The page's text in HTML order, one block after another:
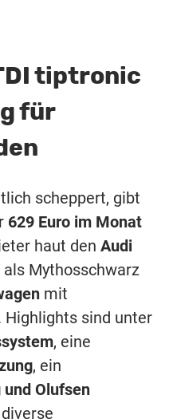
tiptronic
für
scheppert, gibt
629 Euro im Monat
haut den Audi
als Mythosschwarz
mit
sind unter
, eine
, ein
und Olufsen
diverse